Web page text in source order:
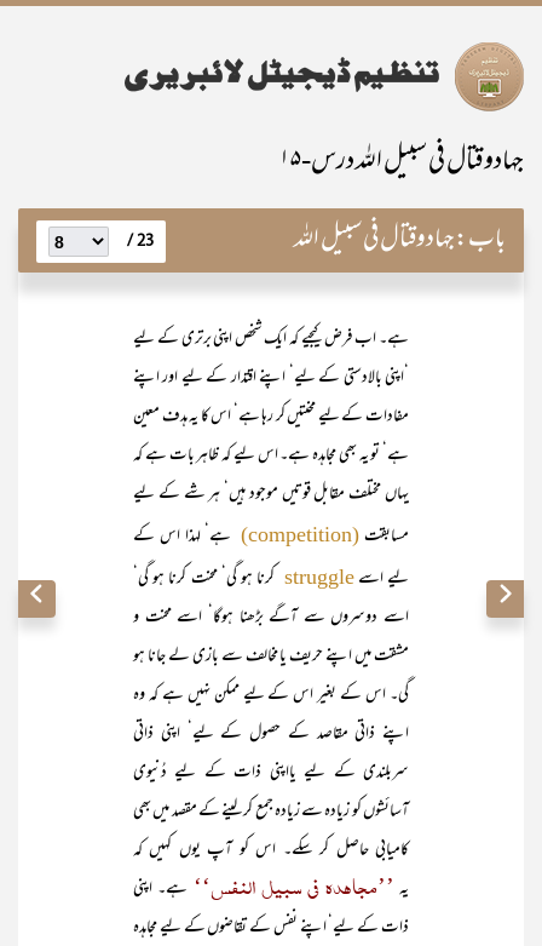
جہادوقتال فی سبیل اللہ درس-۱۵
باب:جہادوقتال فی سبیل اللہ 23 /
ہے۔ اب فرض کیجیے کہ ایک شخص اپنی برتری کے لیے
‘اپنی بالادستی کے لیے‘ اپنے اقتدار کے لیے اور اپنے
مفادات کے لیے محنتیں کر رہا ہے‘ اس کا یہ ہدف معین
ہے‘ تو یہ بھی مجاہدہ ہے۔ اس لیے کہ ظاہر بات ہے کہ
یہاں مختلف مقابل قوتیں موجود ہیں‘ ہر شے کے لیے
مسابقت (competition)
ہے‘ لہذا اس کے
لیے اسےstruggle کرنا ہو گی‘ محنت کرنا ہو گی‘
اسے دوسروں سے آگے بڑھنا ہوگا‘ اسے محنت و
مشقت میں اپنے حریف یا مخالف سے بازی لے جانا ہو
گی۔ اس کے بغیر اس کے لیے ممکن نہیں ہے کہ وہ
اپنے ذاتی مقاصد کے حصول کے لیے‘ اپنی ذاتی
سربلندی کے لیے یااپنی ذات کے لیے دُنیوی
آسائشوں کو زیادہ سے زیادہ جمع کر لینے کے مقصد میں بھی
کامیابی حاصل کر سکے۔ اس کو آپ یوں کہیں کہ
یہ ’’مجاہدہ فی سبیل النفس‘‘ ہے۔ اپنی
ذات کے لیے‘ اپنے نفس کے تقاضوں کے لیے مجاہدہ